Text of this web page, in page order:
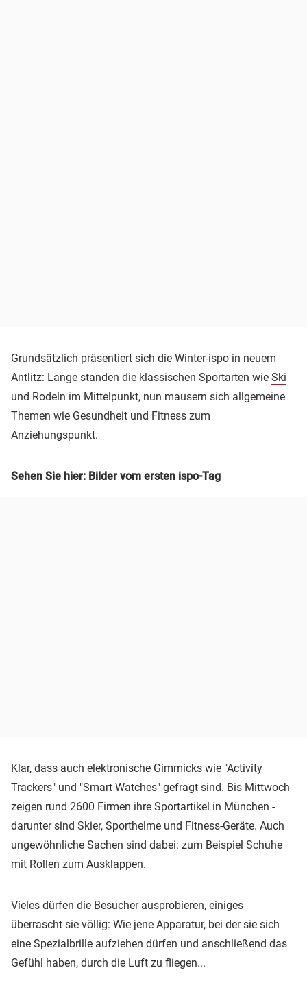
Grundsätzlich präsentiert sich die Winter-ispo in neuem
Antlitz: Lange standen die klassischen Sportarten wie Ski
und Rodeln im Mittelpunkt, nun mausern sich allgemeine
Themen wie Gesundheit und Fitness zum
Anziehungspunkt.
Sehen Sie hier: Bilder vom ersten ispo-Tag
Klar, dass auch elektronische Gimmicks wie "Activity
Trackers" und "Smart Watches" gefragt sind. Bis Mittwoch
zeigen rund 2600 Firmen ihre Sportartikel in München -
darunter sind Skier, Sporthelme und Fitness-Geräte. Auch
ungewöhnliche Sachen sind dabei: zum Beispiel Schuhe
mit Rollen zum Ausklappen.
Vieles dürfen die Besucher ausprobieren, einiges
überrascht sie völlig: Wie jene Apparatur, bei der sie sich
eine Spezialbrille aufziehen dürfen und anschließend das
Gefühl haben, durch die Luft zu fliegen...